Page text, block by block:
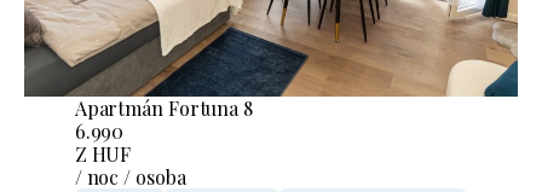
Apartmán Fortuna 8
6.990
Z HUF
/ noc / osoba